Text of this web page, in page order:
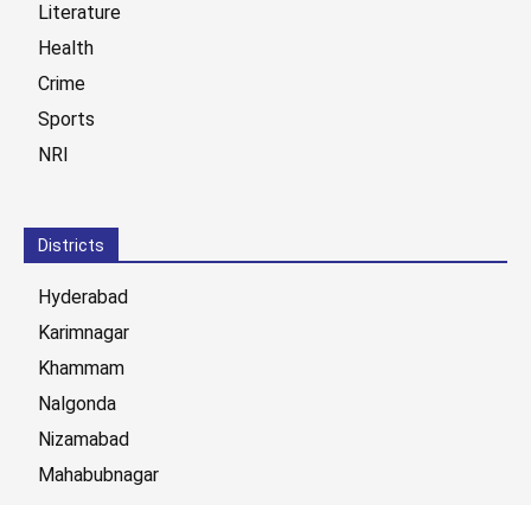
Literature
Health
Crime
Sports
NRI
Districts
Hyderabad
Karimnagar
Khammam
Nalgonda
Nizamabad
Mahabubnagar